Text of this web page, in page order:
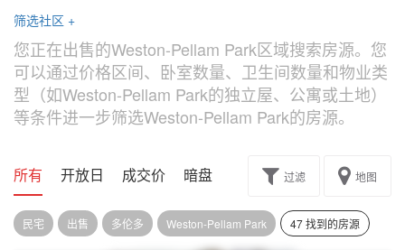
筛选社区 +
您正在出售的Weston-Pellam Park区域搜索房源。您
可以通过价格区间、卧室数量、卫生间数量和物业类
型（如Weston-Pellam Park的独立屋、公寓或土地）
等条件进一步筛选Weston-Pellam Park的房源。
所有 开放日 成交价 暗盘 楼花转让过滤 地图
民宅 出售 多伦多 Weston-Pellam Park 47 找到的房源